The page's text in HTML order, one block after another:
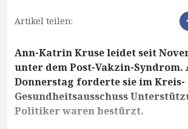
Artikel teilen:
Ann-Katrin Kruse leidet seit
unter dem Post-Vakzin-Syndrom.
Donnerstag forderte sie im Kreis-
Gesundheitsausschuss
Politiker waren bestürzt.